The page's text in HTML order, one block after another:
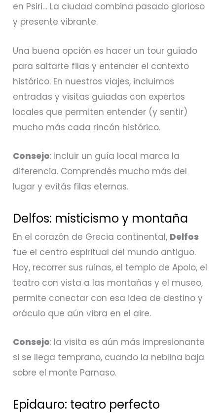
en Psiri… La ciudad combina pasado glorioso
y presente vibrante.
Una buena opción es hacer un tour guiado
para saltarte filas y entender el contexto
histórico. En nuestros viajes, incluimos
entradas y visitas guiadas con expertos
locales que permiten entender (y sentir)
mucho más cada rincón histórico.
Consejo: incluir un guía local marca la
diferencia. Comprendés mucho más del
lugar y evitás filas eternas.
Delfos: misticismo y montaña
En el corazón de Grecia continental, Delfos
fue el centro espiritual del mundo antiguo.
Hoy, recorrer sus ruinas, el templo de Apolo, el
teatro con vista a las montañas y el museo,
permite conectar con esa idea de destino y
oráculo que aún vibra en el aire.
Consejo: la visita es aún más impresionante
si se llega temprano, cuando la neblina baja
sobre el monte Parnaso.
Epidauro: teatro perfecto